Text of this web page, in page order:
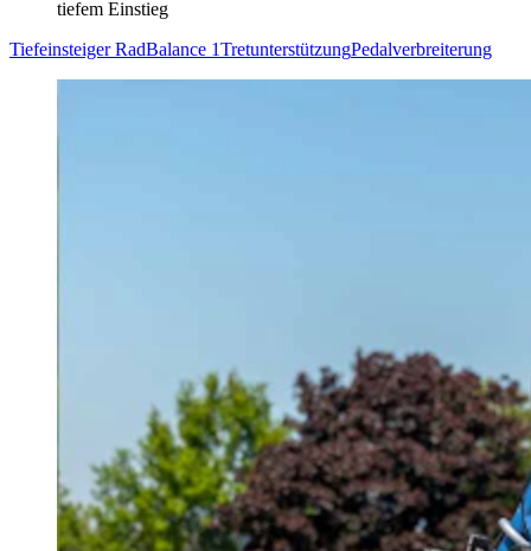
tiefem Einstieg
Tiefeinsteiger RadBalance 1TretunterstützungPedalverbreiterung